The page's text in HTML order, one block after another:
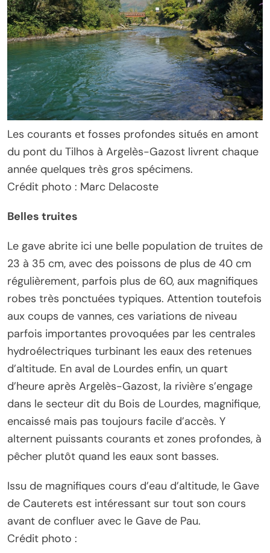
Les courants et fosses profondes situés en amont
du pont du Tilhos à Argelès-Gazost livrent chaque
année quelques très gros spécimens.
Crédit photo : Marc Delacoste
Belles truites
Le gave abrite ici une belle population de truites de
23 à 35 cm, avec des poissons de plus de 40 cm
régulièrement, parfois plus de 60, aux magnifiques
robes très ponctuées typiques. Attention toutefois
aux coups de vannes, ces variations de niveau
parfois importantes provoquées par les centrales
hydroélectriques turbinant les eaux des retenues
d’altitude. En aval de Lourdes enfin, un quart
d’heure après Argelès-Gazost, la rivière s’engage
dans le secteur dit du Bois de Lourdes, magnifique,
encaissé mais pas toujours facile d’accès. Y
alternent puissants courants et zones profondes, à
pêcher plutôt quand les eaux sont basses.
Issu de magnifiques cours d’eau d’altitude, le Gave
de Cauterets est intéressant sur tout son cours
avant de confluer avec le Gave de Pau.
Crédit photo :